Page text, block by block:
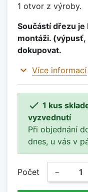
1 otvor z výroby.
Součástí dřezu
montáži.
dokupovat.
expand_more Více informací
 1 kus
vyzvednutí
Při objednání
dnes, u vás v
Počet −